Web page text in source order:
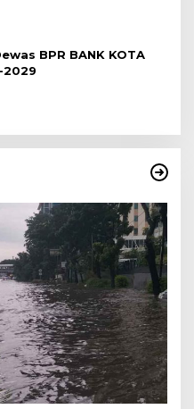
BPR BANK KOTA
2029